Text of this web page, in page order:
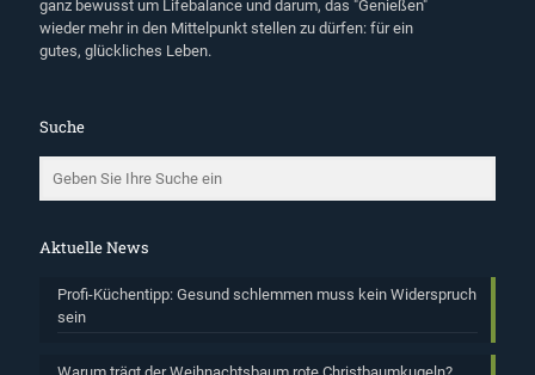
ganz bewusst um Lifebalance und darum, das "Genießen"
wieder mehr in den Mittelpunkt stellen zu dürfen: für ein
gutes, glückliches Leben.
Suche
Aktuelle News
Profi-Küchentipp: Gesund schlemmen muss kein Widerspruch
sein